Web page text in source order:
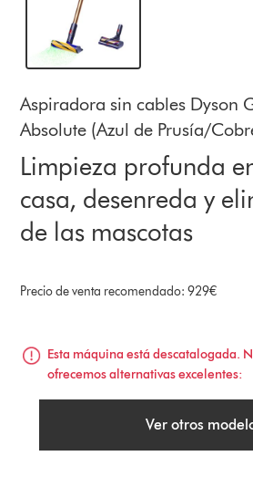
Aspiradora sin cables Dyson
Absolute (Azul de Prusía/
Limpieza profunda
casa, desenreda y
de las mascotas
Precio de venta recomendado: 929€
Esta máquina está descatalogada.
ofrecemos alternativas excelentes:
Ver otros